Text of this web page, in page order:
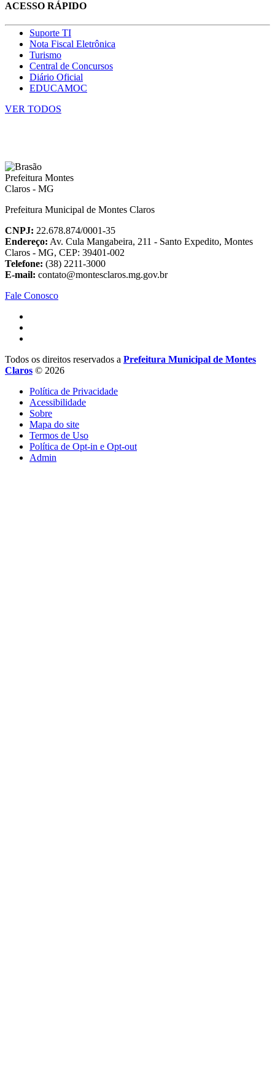
ACESSO RÁPIDO
Suporte TI
Nota Fiscal Eletrônica
Turismo
Central de Concursos
Diário Oficial
EDUCAMOC
VER TODOS
Prefeitura Municipal de Montes Claros
CNPJ: 22.678.874/0001-35
Endereço: Av. Cula Mangabeira, 211 - Santo Expedito, Montes
Claros - MG, CEP: 39401-002
Telefone: (38) 2211-3000
E-mail: contato@montesclaros.mg.gov.br
Fale Conosco
Todos os direitos reservados a Prefeitura Municipal de Montes
Claros © 2026
Política de Privacidade
Acessibilidade
Sobre
Mapa do site
Termos de Uso
Política de Opt-in e Opt-out
Admin